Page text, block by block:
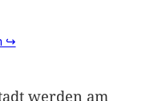
↪
werden am